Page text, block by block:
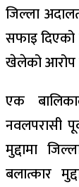
जिल्ला
सफाइ दिएको
खेलेको आरोप
एक
नवलपरासी
मुद्दामा
बलात्कार